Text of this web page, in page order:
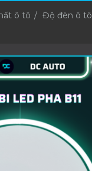
ô tô Độ đèn ô tô